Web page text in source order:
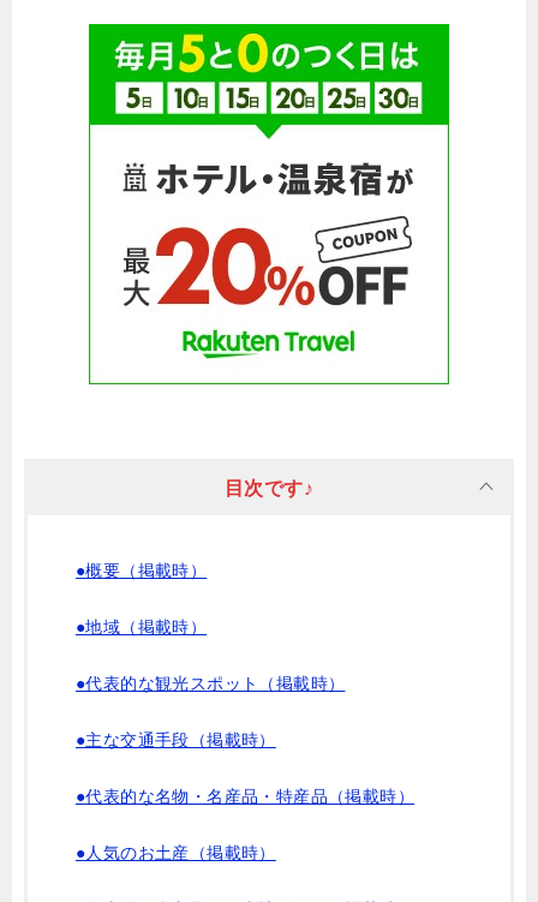
目次です♪
●概要（掲載時）
●地域（掲載時）
●代表的な観光スポット（掲載時）
●主な交通手段（掲載時）
●代表的な名物・名産品・特産品（掲載時）
●人気のお土産（掲載時）